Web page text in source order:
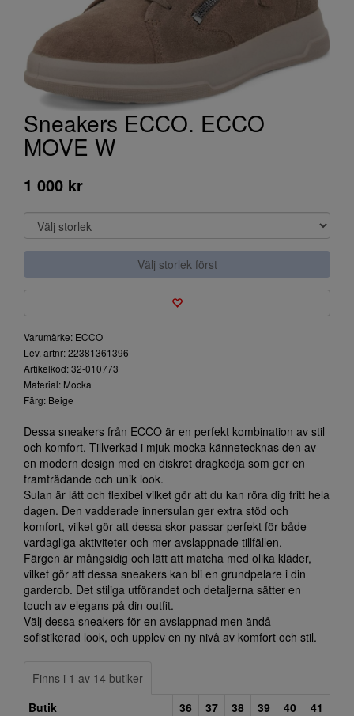
Sneakers ECCO. ECCO
MOVE W
1 000 kr
Välj storlek först
Varumärke: ECCO
Lev. artnr: 22381361396
Artikelkod: 32-010773
Material: Mocka
Färg: Beige
Dessa sneakers från ECCO är en perfekt kombination av stil
och komfort. Tillverkad i mjuk mocka kännetecknas den av
en modern design med en diskret dragkedja som ger en
framträdande och unik look.
Sulan är lätt och flexibel vilket gör att du kan röra dig fritt hela
dagen. Den vadderade innersulan ger extra stöd och
komfort, vilket gör att dessa skor passar perfekt för både
vardagliga aktiviteter och mer avslappnade tillfällen.
Färgen är mångsidig och lätt att matcha med olika kläder,
vilket gör att dessa sneakers kan bli en grundpelare i din
garderob. Det stiliga utförandet och detaljerna sätter en
touch av elegans på din outfit.
Välj dessa sneakers för en avslappnad men ändå
sofistikerad look, och upplev en ny nivå av komfort och stil.
Finns i 1 av 14 butiker
Butik
36 37 38 39 40
41